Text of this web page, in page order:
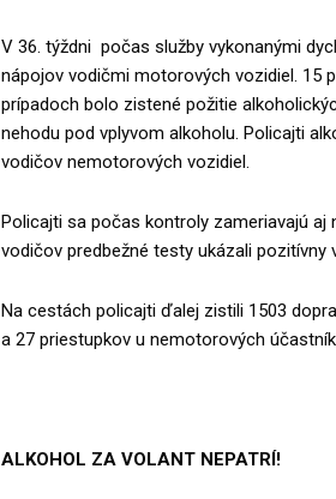
V 36. týždni počas služby vykonanými
nápojov vodičmi motorových vozidiel. 15
prípadoch bolo zistené požitie
nehodu pod vplyvom alkoholu. Policajti
vodičov nemotorových vozidiel.
Policajti sa počas kontroly zameriavajú
vodičov predbežné testy ukázali pozitívny
Na cestách policajti ďalej zistili 1503
a 27 priestupkov u nemotorových
ALKOHOL ZA VOLANT NEPATRÍ!